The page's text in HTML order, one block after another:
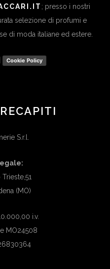
; presso i nostri
selezione di profumi e
di moda italiane ed estere.
Cookie Policy
S.r.l.
(MO)
i.v.
MO24508